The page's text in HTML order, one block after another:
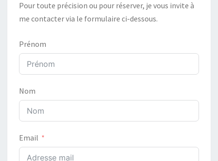
Pour toute précision ou pour réserver, je vous invite à
me contacter via le formulaire ci-dessous.
Prénom
Nom
Email